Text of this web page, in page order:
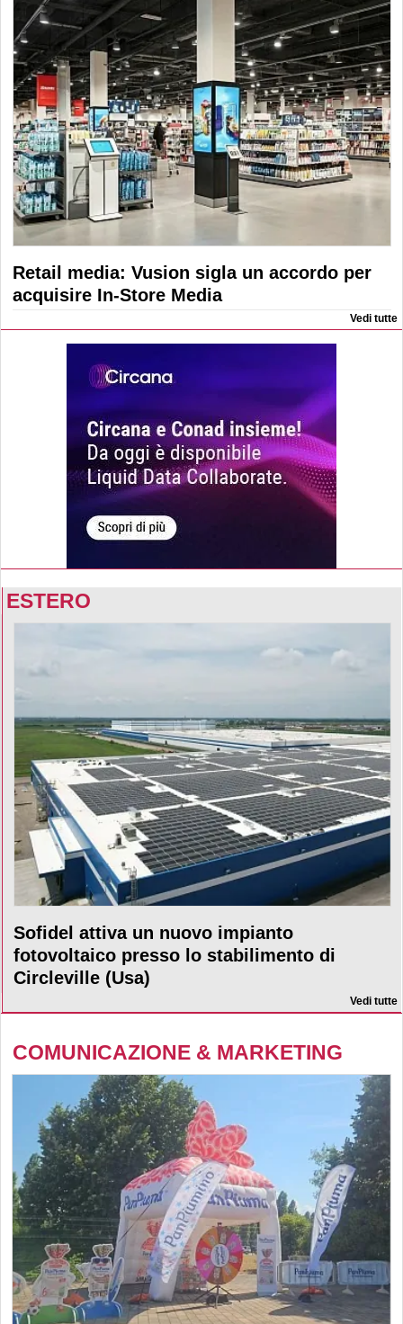
Retail media: Vusion sigla un accordo per
acquisire In-Store Media
Vedi tutte
ESTERO
Sofidel attiva un nuovo impianto
fotovoltaico presso lo stabilimento di
Circleville (Usa)
Vedi tutte
COMUNICAZIONE & MARKETING